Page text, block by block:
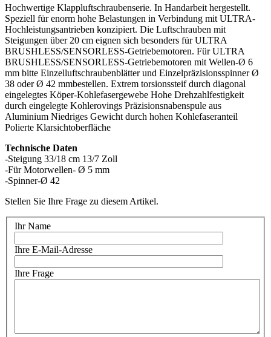
Hochwertige Klappluftschraubenserie. In Handarbeit hergestellt.
Speziell für enorm hohe Belastungen in Verbindung mit ULTRA-
Hochleistungsantrieben konzipiert. Die Luftschrauben mit
Steigungen über 20 cm eignen sich besonders für ULTRA
BRUSHLESS/SENSORLESS-Getriebemotoren. Für ULTRA
BRUSHLESS/SENSORLESS-Getriebemotoren mit Wellen-Ø 6
mm bitte Einzelluftschraubenblätter und Einzelpräzisionsspinner Ø
38 oder Ø 42 mmbestellen. Extrem torsionssteif durch diagonal
eingelegtes Köper-Kohlefasergewebe Hohe Drehzahlfestigkeit
durch eingelegte Kohlerovings Präzisionsnabenspule aus
Aluminium Niedriges Gewicht durch hohen Kohlefaseranteil
Polierte Klarsichtoberfläche
Technische Daten
-Steigung 33/18 cm 13/7 Zoll
-Für Motorwellen- Ø 5 mm
-Spinner-Ø 42
Stellen Sie Ihre Frage zu diesem Artikel.
Ihr Name
Ihre E-Mail-Adresse
Ihre Frage